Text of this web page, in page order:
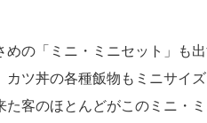
の「ミニ・ミニセット」も
ツ丼の各種飯物もミニサイ
客のほとんどがこのミニ・